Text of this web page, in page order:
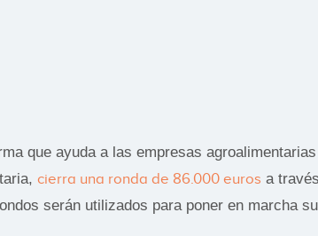
que ayuda a las empresas
cierra una ronda de 86.000 euros a
serán utilizados para poner en marcha